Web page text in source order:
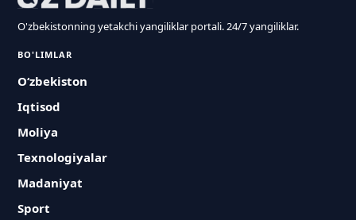
O'zbekistonning yetakchi yangiliklar portali. 24/7 yangiliklar.
BO'LIMLAR
O‘zbekiston
Iqtisod
Moliya
Texnologiyalar
Madaniyat
Sport